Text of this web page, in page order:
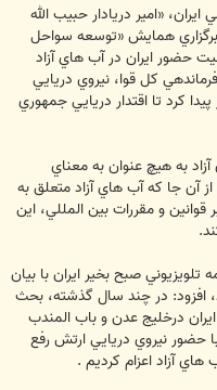
«امير دريادار حبيب الله
برگزاري همايش «توسعه سواحل
حضور ايران در آب هاي آزاد
كل قوا، نيروي دريايي
كرد تا اقتدار دريايي جمهوري
به هيچ عنوان به معناي
آن جا كه آب هاي آزاد متعلق به
و مقررات بين المللي، اين
صبح بخير ايران با بيان
افزود: در چند سال گذشته، بحث
درخليج عدن و باب المندب
حضور نيروي دريايي ارتش رفع